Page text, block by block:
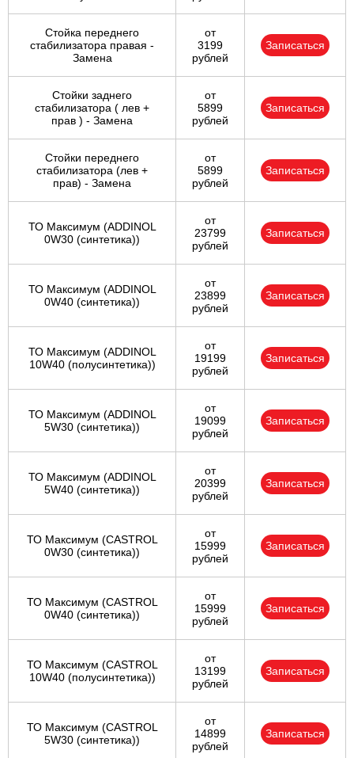
Стойка переднего
стабилизатора правая -
Замена
от
3199
рублей
Записаться
Стойки заднего
стабилизатора ( лев +
прав ) - Замена
от
5899
рублей
Записаться
Стойки переднего
стабилизатора (лев +
прав) - Замена
от
5899
рублей
Записаться
ТО Максимум (ADDINOL
0W30 (синтетика))
от
23799
рублей
Записаться
ТО Максимум (ADDINOL
0W40 (синтетика))
от
23899
рублей
Записаться
ТО Максимум (ADDINOL
10W40 (полусинтетика))
от
19199
рублей
Записаться
ТО Максимум (ADDINOL
5W30 (синтетика))
от
19099
рублей
Записаться
ТО Максимум (ADDINOL
5W40 (синтетика))
от
20399
рублей
Записаться
ТО Максимум (CASTROL
0W30 (синтетика))
от
15999
рублей
Записаться
ТО Максимум (CASTROL
0W40 (синтетика))
от
15999
рублей
Записаться
ТО Максимум (CASTROL
10W40 (полусинтетика))
от
13199
рублей
Записаться
ТО Максимум (CASTROL
5W30 (синтетика))
от
14899
рублей
Записаться